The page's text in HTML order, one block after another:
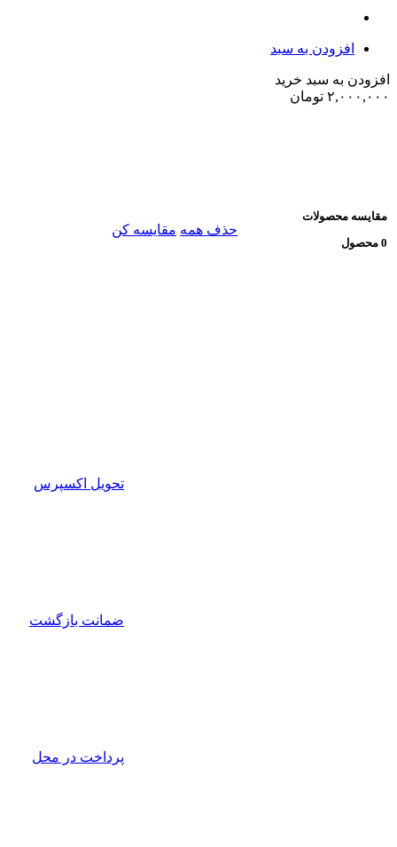
افزودن به سبد
افزودن به سبد خرید
۲,۰۰۰,۰۰۰ تومان
مقایسه محصولات
0 محصول
حذف همه مقایسه کن
تحویل اکسپرس
ضمانت بازگشت
پرداخت در محل